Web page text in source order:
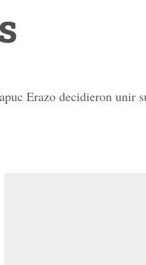
Erazo decidieron unir